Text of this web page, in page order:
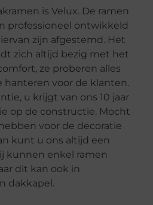
is Velux. De ramen
professioneel ontwikkeld
zijn afgestemd. Het
zich altijd bezig met het
ze proberen alles
hanteren voor de klanten.
u krijgt van ons 10 jaar
op de constructie. Mocht
voor de decoratie
kunt u ons altijd een
kunnen enkel ramen
dit kan ook in
dakkapel.